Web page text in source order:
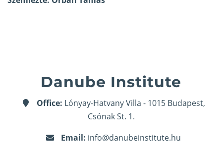
Danube Institute
Office: Lónyay-Hatvany Villa - 1015 Budapest,
Csónak St. 1.
Email: info@danubeinstitute.hu